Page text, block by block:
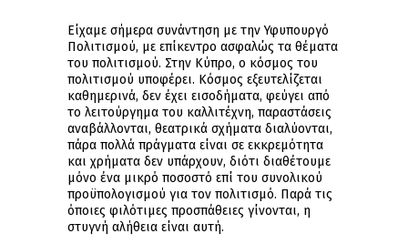
Είχαμε σήμερα συνάντηση με την Υφυπουργό
Πολιτισμού, με επίκεντρο ασφαλώς τα θέματα
του πολιτισμού. Στην Κύπρο, ο κόσμος του
πολιτισμού υποφέρει. Κόσμος εξευτελίζεται
καθημερινά, δεν έχει εισοδήματα, φεύγει από
το λειτούργημα του καλλιτέχνη, παραστάσεις
αναβάλλονται, θεατρικά σχήματα διαλύονται,
πάρα πολλά πράγματα είναι σε εκκρεμότητα
και χρήματα δεν υπάρχουν, διότι διαθέτουμε
μόνο ένα μικρό ποσοστό επί του συνολικού
προϋπολογισμού για τον πολιτισμό. Παρά τις
όποιες φιλότιμες προσπάθειες γίνονται, η
στυγνή αλήθεια είναι αυτή.